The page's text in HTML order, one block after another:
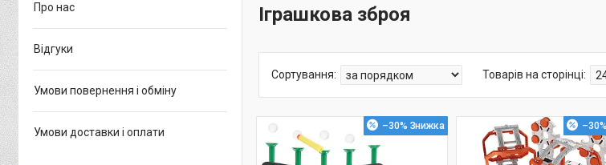
Іграшкова зброя
–30% –30%
Про нас
Відгуки
Умови повернення і обміну
Умови доставки і оплати